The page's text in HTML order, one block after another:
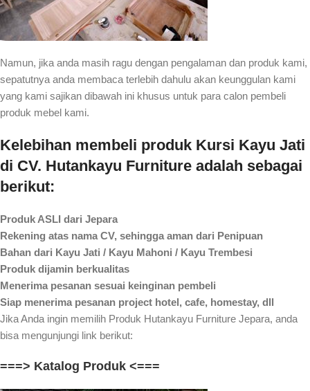
Namun, jika anda masih ragu dengan pengalaman dan produk kami,
sepatutnya anda membaca terlebih dahulu akan keunggulan kami
yang kami sajikan dibawah ini khusus untuk para calon pembeli
produk mebel kami.
Kelebihan membeli produk Kursi Kayu Jati
di CV. Hutankayu Furniture adalah sebagai
berikut:
Produk ASLI dari Jepara
Rekening atas nama CV, sehingga aman dari Penipuan
Bahan dari Kayu Jati / Kayu Mahoni / Kayu Trembesi
Produk dijamin berkualitas
Menerima pesanan sesuai keinginan pembeli
Siap menerima pesanan project hotel, cafe, homestay, dll
Jika Anda ingin memilih Produk Hutankayu Furniture Jepara, anda
bisa mengunjungi link berikut:
===> Katalog Produk <===